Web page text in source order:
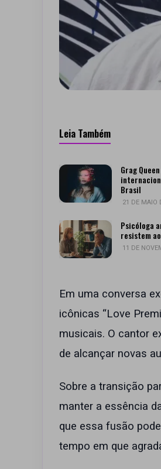
Leia Também
Grag
Brasil
21 DE MAIO
Psicóloga
resistem
11 DE
Em uma conversa
icônicas “Love
musicais. O cantor
de alcançar novas
Sobre a transição
manter a essência
que essa fusão
tempo em que